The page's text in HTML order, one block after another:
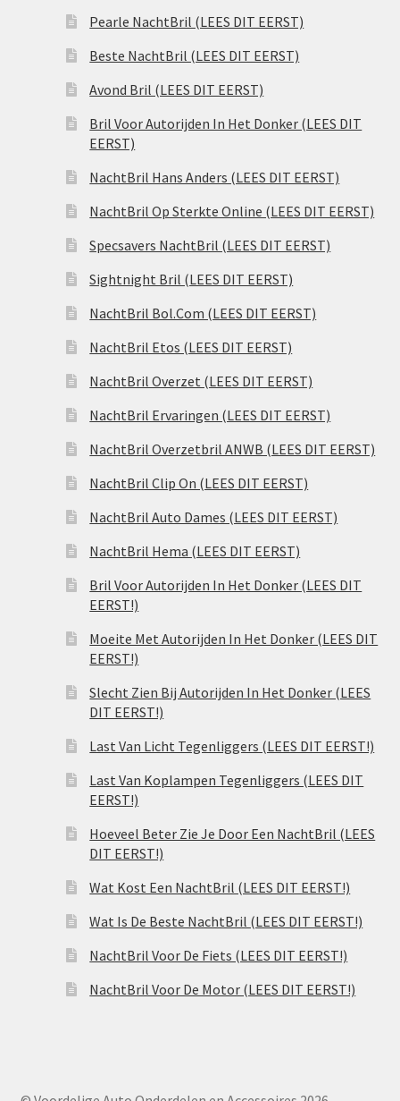
Pearle NachtBril (LEES DIT EERST)
Beste NachtBril (LEES DIT EERST)
Avond Bril (LEES DIT EERST)
Bril Voor Autorijden In Het Donker (LEES DIT
EERST)
NachtBril Hans Anders (LEES DIT EERST)
NachtBril Op Sterkte Online (LEES DIT EERST)
Specsavers NachtBril (LEES DIT EERST)
Sightnight Bril (LEES DIT EERST)
NachtBril Bol.Com (LEES DIT EERST)
NachtBril Etos (LEES DIT EERST)
NachtBril Overzet (LEES DIT EERST)
NachtBril Ervaringen (LEES DIT EERST)
NachtBril Overzetbril ANWB (LEES DIT EERST)
NachtBril Clip On (LEES DIT EERST)
NachtBril Auto Dames (LEES DIT EERST)
NachtBril Hema (LEES DIT EERST)
Bril Voor Autorijden In Het Donker (LEES DIT
EERST!)
Moeite Met Autorijden In Het Donker (LEES DIT
EERST!)
Slecht Zien Bij Autorijden In Het Donker (LEES
DIT EERST!)
Last Van Licht Tegenliggers (LEES DIT EERST!)
Last Van Koplampen Tegenliggers (LEES DIT
EERST!)
Hoeveel Beter Zie Je Door Een NachtBril (LEES
DIT EERST!)
Wat Kost Een NachtBril (LEES DIT EERST!)
Wat Is De Beste NachtBril (LEES DIT EERST!)
NachtBril Voor De Fiets (LEES DIT EERST!)
NachtBril Voor De Motor (LEES DIT EERST!)